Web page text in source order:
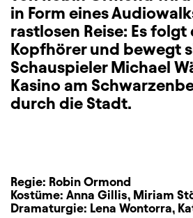
in Form eines
rastlosen Reise: Es folgt
Kopfhörer und bewegt
Schauspieler Michael
Kasino am
durch die Stadt.
Regie: Robin Ormond
Kostüme: Anna Gillis, Miriam
Dramaturgie: Lena Wontorra,